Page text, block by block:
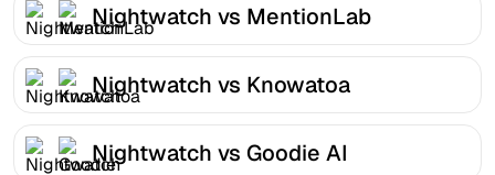
Nightwatch vs MentionLab
Nightwatch vs Knowatoa
Nightwatch vs Goodie AI